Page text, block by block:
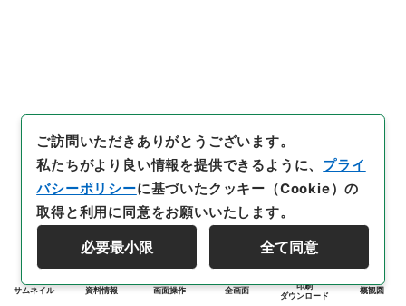
サムネイル 資料情報 画面操作 全画面
印刷
ダウンロード
概観図
ご訪問いただきありがとうございます。
私たちがより良い情報を提供できるように、 プライ
バシーポリシーに基づいたクッキー（Cookie）の
取得と利用に同意をお願いいたします。
必要最小限 全て同意